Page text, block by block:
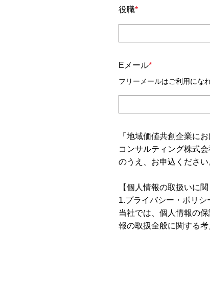
役職*
Eメール*
フリーメールはご利用にな
「地域価値共創企業に
コンサルティング株式
のうえ、お申込ください
【個人情報の取扱いに関
1.プライバシー・ポリシ
当社では、個人情報の
報の取扱全般に関する考